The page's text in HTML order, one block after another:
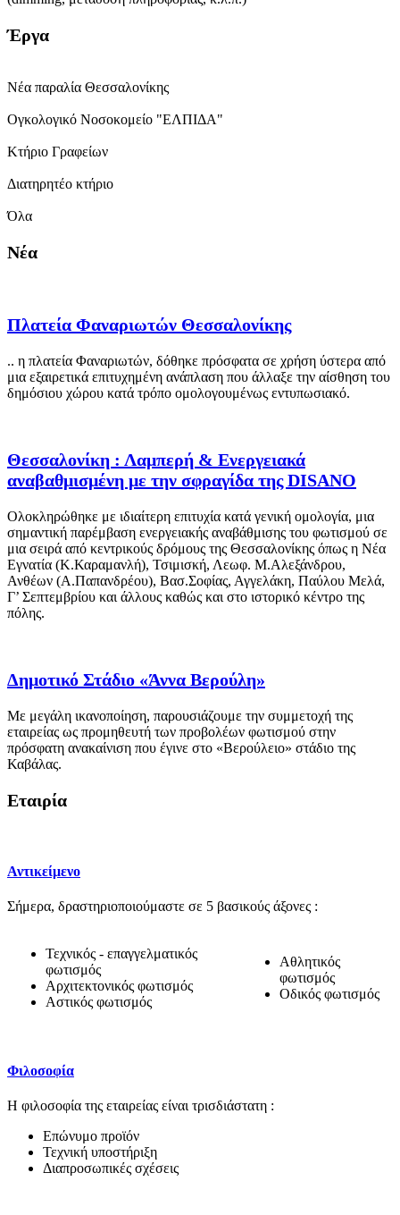
Έργα
Νέα παραλία Θεσσαλονίκης
Ογκολογικό Νοσοκομείο "ΕΛΠΙΔΑ"
Κτήριο Γραφείων
Διατηρητέο κτήριο
Όλα
Νέα
Πλατεία Φαναριωτών Θεσσαλονίκης
.. η πλατεία Φαναριωτών, δόθηκε πρόσφατα σε χρήση ύστερα από
μια εξαιρετικά επιτυχημένη ανάπλαση που άλλαξε την αίσθηση του
δημόσιου χώρου κατά τρόπο ομολογουμένως εντυπωσιακό.
Θεσσαλονίκη : Λαμπερή & Ενεργειακά
αναβαθμισμένη με την σφραγίδα της DISANO
Ολοκληρώθηκε με ιδιαίτερη επιτυχία κατά γενική ομολογία, μια
σημαντική παρέμβαση ενεργειακής αναβάθμισης του φωτισμού σε
μια σειρά από κεντρικούς δρόμους της Θεσσαλονίκης όπως η Νέα
Εγνατία (Κ.Καραμανλή), Τσιμισκή, Λεωφ. Μ.Αλεξάνδρου,
Ανθέων (Α.Παπανδρέου), Βασ.Σοφίας, Αγγελάκη, Παύλου Μελά,
Γ’ Σεπτεμβρίου και άλλους καθώς και στο ιστορικό κέντρο της
πόλης.
Δημοτικό Στάδιο «Άννα Βερούλη»
Με μεγάλη ικανοποίηση, παρουσιάζουμε την συμμετοχή της
εταιρείας ως προμηθευτή των προβολέων φωτισμού στην
πρόσφατη ανακαίνιση που έγινε στο «Βερούλειο» στάδιο της
Καβάλας.
Εταιρία
Αντικείμενο
Σήμερα, δραστηριοποιούμαστε σε 5 βασικούς άξονες :
Τεχνικός - επαγγελματικός
φωτισμός
Αρχιτεκτονικός φωτισμός
Αστικός φωτισμός
Αθλητικός
φωτισμός
Οδικός φωτισμός
Φιλοσοφία
Η φιλοσοφία της εταιρείας είναι τρισδιάστατη :
Επώνυμο προϊόν
Τεχνική υποστήριξη
Διαπροσωπικές σχέσεις